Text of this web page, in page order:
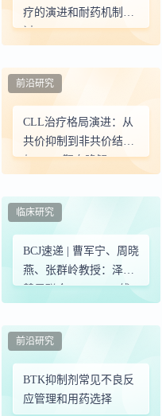
疗的演进和耐药机制探
讨
CLL治疗格局演进：从
共价抑制到非共价结合
与 BTK 靶向降解
前沿研究
BCJ速递 | 曹军宁、周晓
燕、张群岭教授：泽布
替尼联合R-CHOP一线
亚型3年OS率达100%
临床研究
BTK抑制剂常见不良反
应管理和用药选择
前沿研究